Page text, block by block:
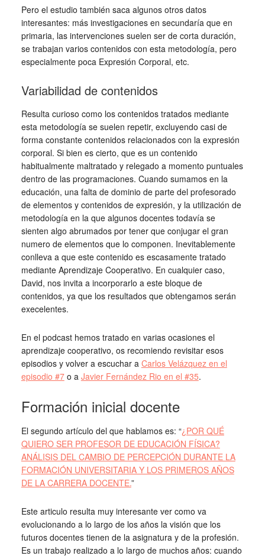
Pero el estudio también saca algunos otros datos
interesantes: más investigaciones en secundaría que en
primaria, las intervenciones suelen ser de corta duración,
se trabajan varios contenidos con esta metodología, pero
especialmente poca Expresión Corporal, etc.
Variabilidad de contenidos
Resulta curioso como los contenidos tratados mediante
esta metodología se suelen repetir, excluyendo casi de
forma constante contenidos relacionados con la expresión
corporal. Si bien es cierto, que es un contenido
habitualmente maltratado y relegado a momento puntuales
dentro de las programaciones. Cuando sumamos en la
educación, una falta de dominio de parte del profesorado
de elementos y contenidos de expresión, y la utilización de
metodología en la que algunos docentes todavía se
sienten algo abrumados por tener que conjugar el gran
numero de elementos que lo componen. Inevitablemente
conlleva a que este contenido es escasamente tratado
mediante Aprendizaje Cooperativo. En cualquier caso,
David, nos invita a incorporarlo a este bloque de
contenidos, ya que los resultados que obtengamos serán
execelentes.
En el podcast hemos tratado en varias ocasiones el
aprendizaje cooperativo, os recomiendo revisitar esos
episodios y volver a escuchar a Carlos Velázquez en el
episodio #7o a Javier Fernández Rio en el #35.
Formación inicial docente
El segundo artículo del que hablamos es: “¿POR QUÉ
QUIERO SER PROFESOR DE EDUCACIÓN FÍSICA?
ANÁLISIS DEL CAMBIO DE PERCEPCIÓN DURANTE LA
FORMACIÓN UNIVERSITARIA Y LOS PRIMEROS AÑOS
DE LA CARRERA DOCENTE.”
Este articulo resulta muy interesante ver como va
evolucionando a lo largo de los años la visión que los
futuros docentes tienen de la asignatura y de la profesión.
Es un trabajo realizado a lo largo de muchos años: cuando